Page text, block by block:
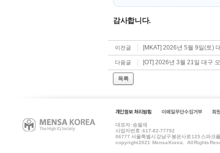
감사합니다.
이전글 [MKAT] 2026년 5월 9일(토)
다음글 [OT] 2026년 3월 21일 대구
목록
대표자 : 송필재
사업자번호 : 617-82-77792
06777 서울특별시 강남구 봉은사로 125 스파
copyright 2021 Mensa Korea. All Rights